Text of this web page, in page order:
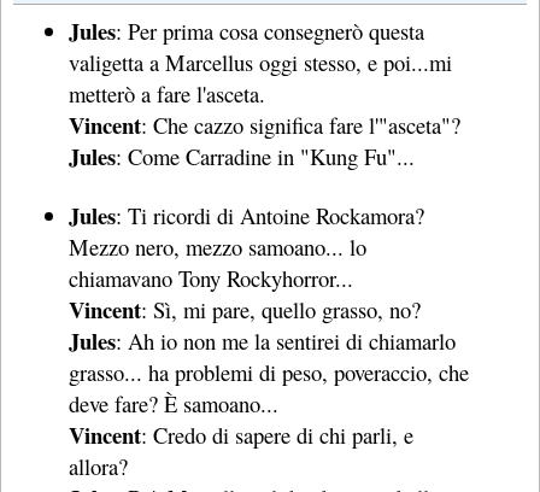
Jules: Per prima cosa consegnerò questa
valigetta a Marcellus oggi stesso, e poi...mi
metterò a fare l'asceta.
Vincent: Che cazzo significa fare l'"asceta"?
Jules: Come Carradine in "Kung Fu"...
Jules: Ti ricordi di Antoine Rockamora?
Mezzo nero, mezzo samoano... lo
chiamavano Tony Rockyhorror...
Vincent: Sì, mi pare, quello grasso, no?
Jules: Ah io non me la sentirei di chiamarlo
grasso... ha problemi di peso, poveraccio, che
deve fare? È samoano...
Vincent: Credo di sapere di chi parli, e
allora?